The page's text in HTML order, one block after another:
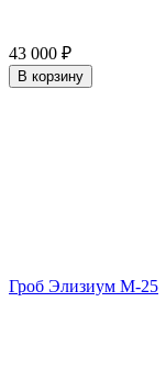
43 000 ₽
В корзину
Гроб Элизиум М-25